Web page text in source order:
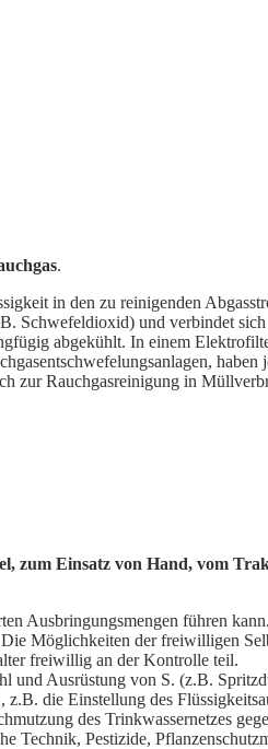
.
in den zu reinigenden
Schwefeldioxid) und verbindet
abgekühlt. In einem
zur Rauchgasreinigung in
zum Einsatz von Hand, vom
Ausbringungsmengen führen
Möglichkeiten der freiwilligen
freiwillig an der Kontrolle teil.
und Ausrüstung von S. (z.B.
die Einstellung des
des Trinkwassernetzes
Technik, Pestizide,